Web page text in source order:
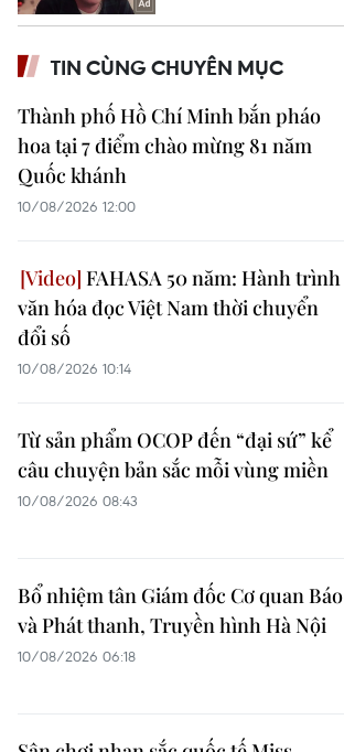
TIN CÙNG CHUYÊN MỤC
Thành phố Hồ Chí Minh bắn pháo
hoa tại 7 điểm chào mừng 81 năm
Quốc khánh
10/08/2026 12:00
FAHASA 50 năm: Hành trình
văn hóa đọc Việt Nam thời chuyển
đổi số
10/08/2026 10:14
Từ sản phẩm OCOP đến “đại sứ” kể
câu chuyện bản sắc mỗi vùng miền
10/08/2026 08:43
Bổ nhiệm tân Giám đốc Cơ quan Báo
và Phát thanh, Truyền hình Hà Nội
10/08/2026 06:18